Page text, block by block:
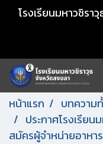
โรงเรียนมหาวชิรา
หน้าแรก บทความ
ประกาศโรงเรียน
สมัครผู้จำหน่ายอาหา